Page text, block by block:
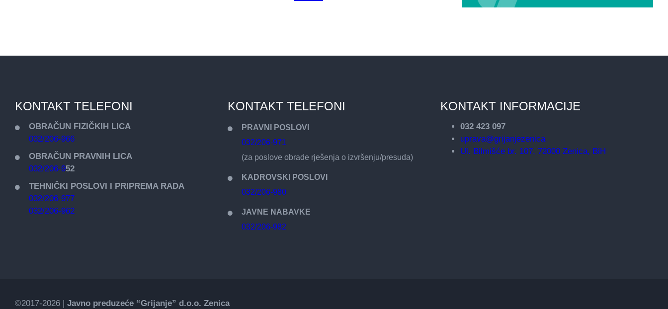
KONTAKT TELEFONI
OBRAČUN FIZIČKIH LICA
032/206-966
OBRAČUN PRAVNIH LICA
032/206-952
TEHNIČKI POSLOVI I PRIPREMA RADA
032/206-977
032/206-962
KONTAKT TELEFONI
PRAVNI POSLOVI
032/206-971
(za poslove obrade rješenja o izvršenju/presuda)
KADROVSKI POSLOVI
032/206-980
JAVNE NABAVKE
032/206-982
KONTAKT INFORMACIJE
032 423 097
uprava@grijanjezenica
Ul. Bilmišće br. 107, 72000 Zenica, BiH
©2017-2026 | Javno preduzeće “Grijanje” d.o.o. Zenica